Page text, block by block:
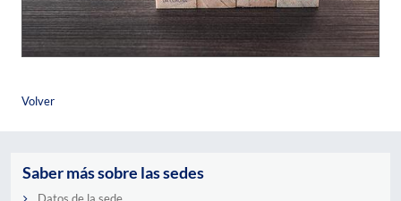
Volver
Saber más sobre las sedes